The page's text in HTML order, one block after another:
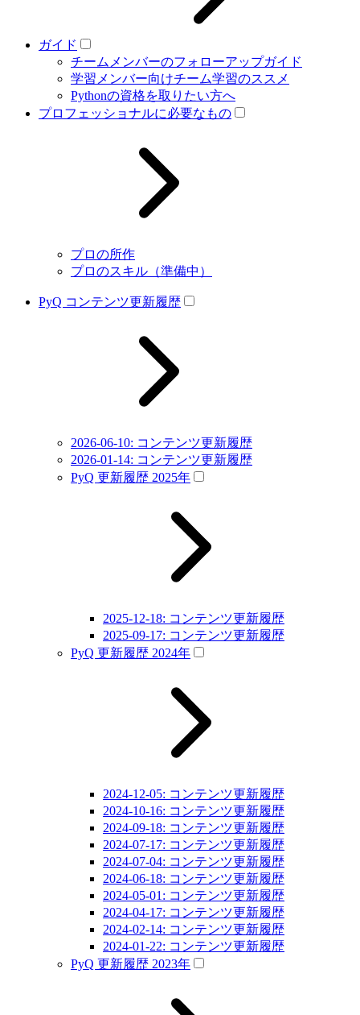
ガイド
チームメンバーのフォローアップガイド
学習メンバー向けチーム学習のススメ
Pythonの資格を取りたい方へ
プロフェッショナルに必要なもの
プロの所作
プロのスキル（準備中）
PyQ コンテンツ更新履歴
2026-06-10: コンテンツ更新履歴
2026-01-14: コンテンツ更新履歴
PyQ 更新履歴 2025年
2025-12-18: コンテンツ更新履歴
2025-09-17: コンテンツ更新履歴
PyQ 更新履歴 2024年
2024-12-05: コンテンツ更新履歴
2024-10-16: コンテンツ更新履歴
2024-09-18: コンテンツ更新履歴
2024-07-17: コンテンツ更新履歴
2024-07-04: コンテンツ更新履歴
2024-06-18: コンテンツ更新履歴
2024-05-01: コンテンツ更新履歴
2024-04-17: コンテンツ更新履歴
2024-02-14: コンテンツ更新履歴
2024-01-22: コンテンツ更新履歴
PyQ 更新履歴 2023年